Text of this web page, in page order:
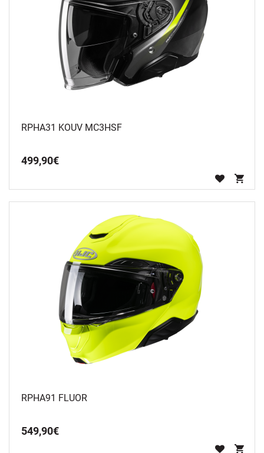
RPHA31 KOUV MC3HSF
499,90€
RPHA91 FLUOR
549,90€